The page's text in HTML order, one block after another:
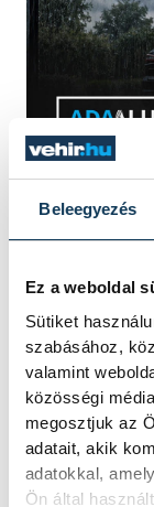
Beleegyezés
Ez a weboldal
Sütiket
szabásához,
valamint
közösségi
megosztjuk az
adatait, akik
adatokkal,
Ön által
sport
64 Mező SE